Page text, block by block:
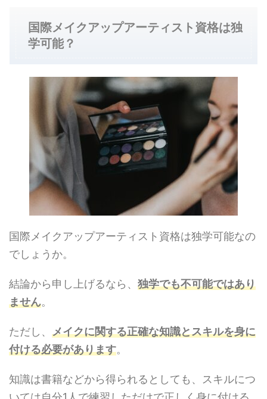
国際メイクアップアーティスト資格は独
学可能？
国際メイクアップアーティスト資格は独学可能なの
でしょうか。
結論から申し上げるなら、 独学でも不可能ではあり
ません。
ただし、 メイクに関する正確な知識とスキルを身に
付ける必要があります。
知識は書籍などから得られるとしても、スキルにつ